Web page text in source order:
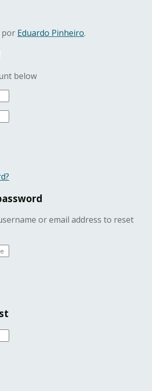
por Eduardo Pinheiro.
below
or email address to reset